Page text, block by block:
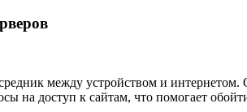
между устройством и
на доступ к сайтам, что помогает